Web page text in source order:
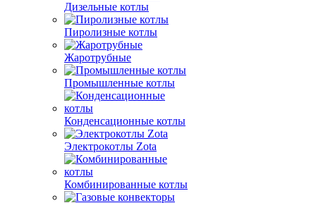
Дизельные котлы
Пиролизные котлы
Жаротрубные
Промышленные котлы
Конденсационные котлы
Электрокотлы Zota
Комбинированные котлы